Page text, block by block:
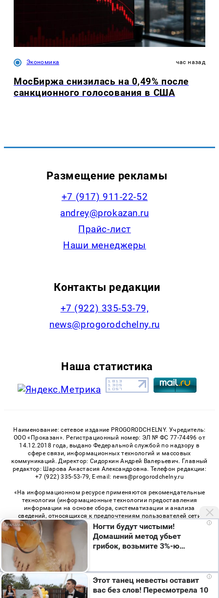
Экономика час назад
МосБиржа снизилась на 0,49% после
санкционного голосования в США
Размещение рекламы
+7 (917) 911-22-52
andrey@prokazan.ru
Прайс-лист
Наши менеджеры
Контакты редакции
+7 (922) 335-53-79,
news@progorodchelny.ru
Наша статистика
Наименование: сетевое издание PROGORODCHELNY. Учредитель:
ООО «Проказан». Регистрационный номер: ЭЛ № ФС 77-74496 от
14.12.2018 года, выдано Федеральной службой по надзору в
сфере связи, информационных технологий и массовых
коммуникаций. Директор: Сидоркин Андрей Валерьевич. Главный
редактор: Шарова Анастасия Александровна. Телефон редакции:
+7 (922) 335-53-79, E-mail: news@progorodchelny.ru
«На информационном ресурсе применяются рекомендательные
технологии (информационные технологии предоставления
информации на основе сбора, систематизации и анализа
сведений, относящихся к предпочтениям пользователей сети
«Интернет», находящихся на территории Российской
Федерации)». Правила применения рекомендательных
технологий в виджетах рекламно-обменной сети«СМИ2» (PDF)
«Sparrow» (PDF)
© 2026 «PROGorodChelny» | Все права защищены
Возрастная категория сайта 16+
Мы используем cookie. Во время посещения сайта
вы соглашаетесь с тем, что мы обрабатываем
ваши персональные данные с использованием
i
Ногти будут чистыми!
Домашний метод убьет
грибок, возьмите 3%-ю…
i
Этот танец невесты оставит
вас без слов! Пересмотрела 10